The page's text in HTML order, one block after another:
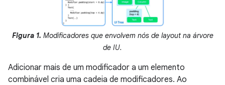
Figura 1. Modificadores que envolvem nós de layout na árvore
de IU.
Adicionar mais de um modificador a um elemento
combinável cria uma cadeia de modificadores. Ao